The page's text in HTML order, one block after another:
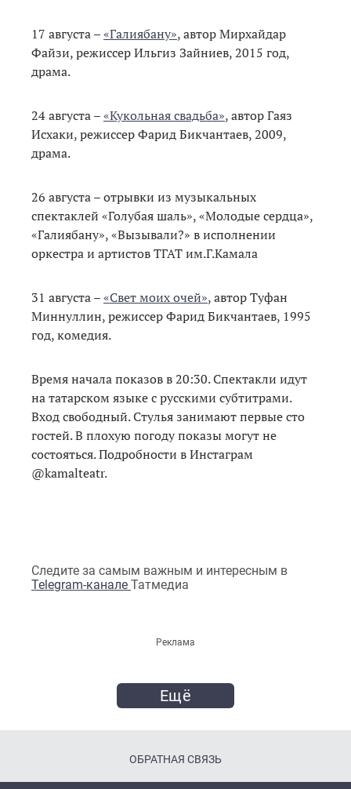
17 августа –«Галиябану», автор Мирхайдар
Файзи, режиссер Ильгиз Зайниев, 2015 год,
драма.
24 августа –«Кукольная свадьба», автор Гаяз
Исхаки, режиссер Фарид Бикчантаев, 2009,
драма.
26 августа – отрывки из музыкальных
спектаклей «Голубая шаль», «Молодые сердца»,
«Галиябану», «Вызывали?» в исполнении
оркестра и артистов ТГАТ им.Г.Камала
31 августа –«Свет моих очей», автор Туфан
Миннуллин, режиссер Фарид Бикчантаев, 1995
год, комедия.
Время начала показов в 20:30. Спектакли идут
на татарском языке с русскими субтитрами.
Вход свободный. Стулья занимают первые сто
гостей. В плохую погоду показы могут не
состояться. Подробности в Инстаграм
@kamalteatr.
Следите за самым важным и интересным в
Telegram-канале Татмедиа
Реклама
Ещё
ОБРАТНАЯ СВЯЗЬ